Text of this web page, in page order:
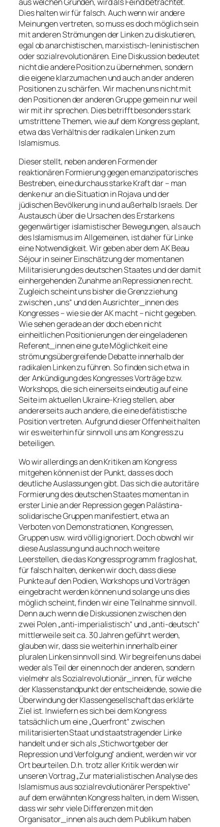
Dies halten wir für falsch. Auch wenn wir andere
Meinungen vertreten, so muss es doch möglich sein
mit anderen Strömungen der Linken zu diskutieren,
egal ob anarchistischen, marxistisch-leninistischen
oder sozialrevolutionären. Eine Diskussion bedeutet
nicht die andere Position zu übernehmen, sondern
die eigene klarzumachen und auch an der anderen
Positionen zu schärfen. Wir machen uns nicht mit
den Positionen der anderen Gruppe gemein nur weil
wir mit ihr sprechen. Dies betrifft besonders stark
umstrittene Themen, wie auf dem Kongress geplant,
etwa das Verhältnis der radikalen Linken zum
Islamismus.
Dieser stellt, neben anderen Formen der
reaktionären Formierung gegen emanzipatorisches
Bestreben, eine durchaus starke Kraft dar – man
denke nur an die Situation in Rojava und der
jüdischen Bevölkerung in und außerhalb Israels. Der
Austausch über die Ursachen des Erstarkens
gegenwärtiger islamistischer Bewegungen, als auch
des Islamismus im Allgemeinen, ist daher für Linke
eine Notwendigkeit. Wir geben aber dem AK Beau
Séjour in seiner Einschätzung der momentanen
Militarisierung des deutschen Staates und der damit
einhergehenden Zunahme an Repressionen recht.
Zugleich scheint uns bisher die Grenzziehung
zwischen „uns“ und den Ausrichter_innen des
Kongresses – wie sie der AK macht – nicht gegeben.
Wie sehen gerade an der doch eben nicht
einheitlichen Positionierungen der eingeladenen
Referent_innen eine gute Möglichkeit eine
strömungsübergreifende Debatte innerhalb der
radikalen Linken zu führen. So finden sich etwa in
der Ankündigung des Kongresses Vorträge bzw.
Workshops, die sich einerseits eindeutig auf eine
Seite im aktuellen Ukraine-Krieg stellen, aber
andererseits auch andere, die eine defätistische
Position vertreten. Aufgrund dieser Offenheit halten
wir es weiterhin für sinnvoll uns am Kongress zu
beteiligen.
Wo wir allerdings an den Kritiken am Kongress
mitgehen können ist der Punkt, dass es doch
deutliche Auslassungen gibt. Das sich die autoritäre
Formierung des deutschen Staates momentan in
erster Linie an der Repression gegen Palästina-
solidarische Gruppen manifestiert, etwa an
Verboten von Demonstrationen, Kongressen,
Gruppen usw. wird völlig ignoriert. Doch obwohl wir
diese Auslassung und auch noch weitere
Leerstellen, die das Kongressprogramm fraglos hat,
für falsch halten, denken wir doch, dass diese
Punkte auf den Podien, Workshops und Vorträgen
eingebracht werden können und solange uns dies
möglich scheint, finden wir eine Teilnahme sinnvoll.
Denn auch wenn die Diskussionen zwischen den
zwei Polen „anti-imperialistisch“ und „anti-deutsch“
mittlerweile seit ca. 30 Jahren geführt werden,
glauben wir, dass sie weiterhin innerhalb einer
pluralen Linken sinnvoll sind. Wir begreifen uns dabei
weder als Teil der einen noch der anderen, sondern
vielmehr als Sozialrevolutionär_innen, für welche
der Klassenstandpunkt der entscheidende, sowie die
Überwindung der Klassengesellschaft das erklärte
Ziel ist. Inwiefern es sich bei dem Kongress
tatsächlich um eine „Querfront“ zwischen
militarisierten Staat und staatstragender Linke
handelt und er sich als „Stichwortgeber der
Repression und Verfolgung“ andient, werden wir vor
Ort beurteilen. D.h. trotz aller Kritik werden wir
unseren Vortrag „Zur materialistischen Analyse des
Islamismus aus sozialrevolutionärer Perspektive“
auf dem erwähnten Kongress halten, in dem Wissen,
dass wir sehr viele Differenzen mit den
Organisator_innen als auch dem Publikum haben